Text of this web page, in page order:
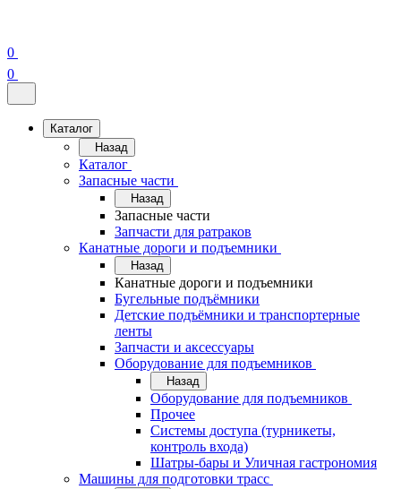
0
0
Каталог
Назад
Каталог
Запасные части
Назад
Запасные части
Запчасти для ратраков
Канатные дороги и подъемники
Назад
Канатные дороги и подъемники
Бугельные подъёмники
Детские подъёмники и транспортерные
ленты
Запчасти и аксессуары
Оборудование для подъемников
Назад
Оборудование для подъемников
Прочее
Системы доступа (турникеты,
контроль входа)
Шатры-бары и Уличная гастрономия
Машины для подготовки трасс